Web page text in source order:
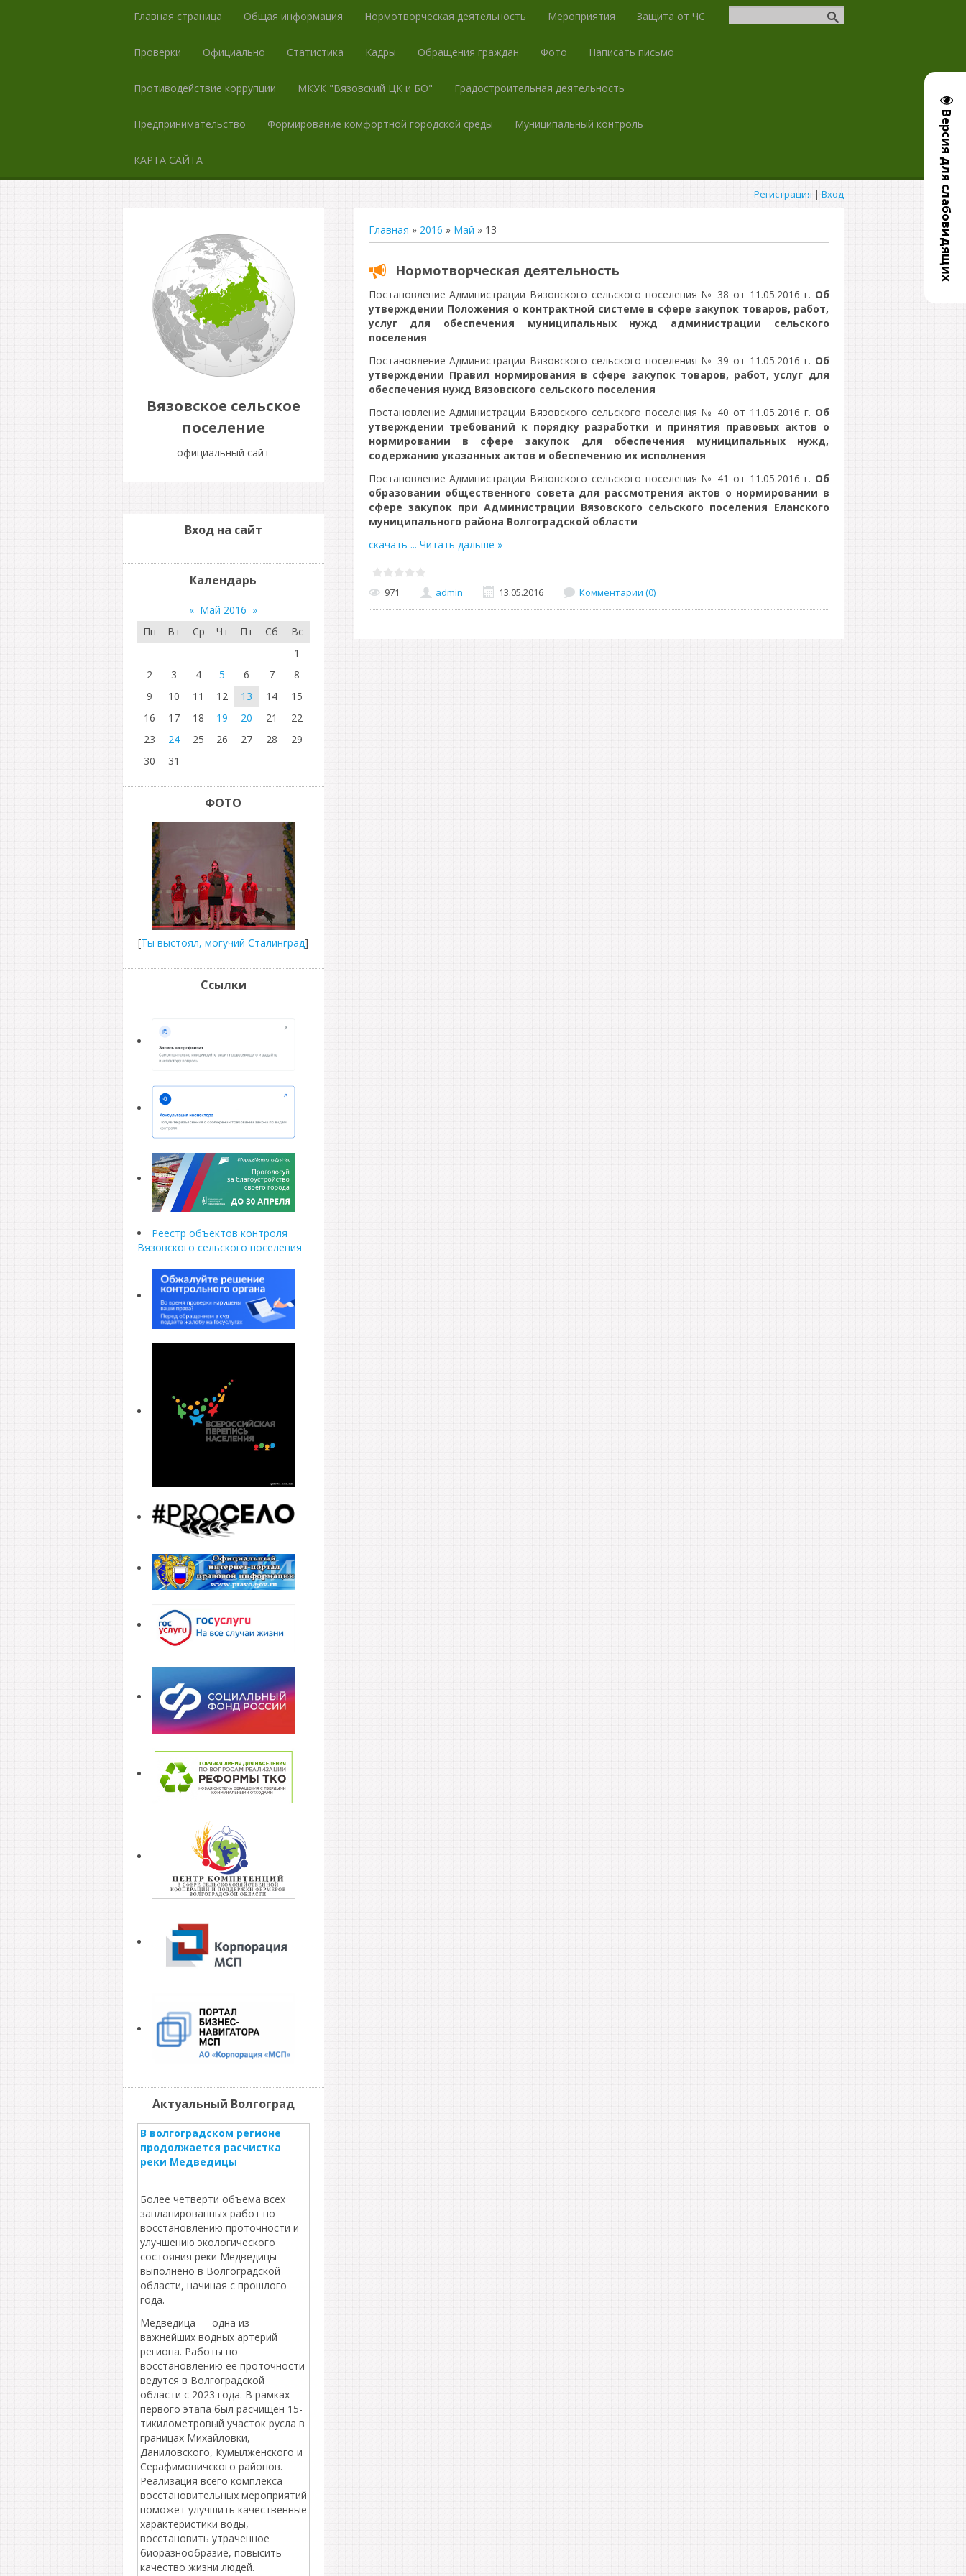
Версия для слабовидящих
Главная страница Общая информация Нормотворческая деятельность Мероприятия Защита от ЧС
Проверки Официально Статистика Кадры Обращения граждан Фото Написать письмо
Противодействие коррупции МКУК "Вязовский ЦК и БО" Градостроительная деятельность
Предпринимательство Формирование комфортной городской среды Муниципальный контроль
КАРТА САЙТА
Регистрация | Вход
Вязовское сельское
поселение
официальный сайт
Главная » 2016 » Май » 13
Нормотворческая деятельность
Постановление Администрации Вязовского сельского поселения № 38 от 11.05.2016 г. Об
утверждении Положения о контрактной системе в сфере закупок товаров, работ,
услуг для обеспечения муниципальных нужд администрации сельского
поселения
Постановление Администрации Вязовского сельского поселения № 39 от 11.05.2016 г. Об
утверждении Правил нормирования в сфере закупок товаров, работ, услуг для
обеспечения нужд Вязовского сельского поселения
Постановление Администрации Вязовского сельского поселения № 40 от 11.05.2016 г. Об
утверждении требований к порядку разработки и принятия правовых актов о
нормировании в сфере закупок для обеспечения муниципальных нужд,
содержанию указанных актов и обеспечению их исполнения
Постановление Администрации Вязовского сельского поселения № 41 от 11.05.2016 г. Об
образовании общественного совета для рассмотрения актов о нормировании в
сфере закупок при Администрации Вязовского сельского поселения Еланского
муниципального района Волгоградской области
скачать ... Читать дальше »
971 admin 13.05.2016 Комментарии (0)
Вход на сайт
Календарь
« Май 2016 »
Пн
Вт Ср Чт Пт Сб
Вс
1
2
3 4 5 6 7
8
9
10 11 12 13 14
15
16
17 18 19 20 21
22
23
24 25 26 27 28
29
30
31
ФОТО
[Ты выстоял, могучий Сталинград]
Ссылки
Реестр объектов контроля
Вязовского сельского поселения
Актуальный Волгоград
В волгоградском регионе
продолжается расчистка
реки Медведицы
Более четверти объема всех
запланированных работ по
восстановлению проточности и
улучшению экологического
состояния реки Медведицы
выполнено в Волгоградской
области, начиная с прошлого
года.
Медведица — одна из
важнейших водных артерий
региона. Работы по
восстановлению ее проточности
ведутся в Волгоградской
области с 2023 года. В рамках
первого этапа был расчищен 15-
тикилометровый участок русла в
границах Михайловки,
Даниловского, Кумылженского и
Серафимовичского районов.
Реализация всего комплекса
восстановительных мероприятий
поможет улучшить качественные
характеристики воды,
восстановить утраченное
биоразнообразие, повысить
качество жизни людей.